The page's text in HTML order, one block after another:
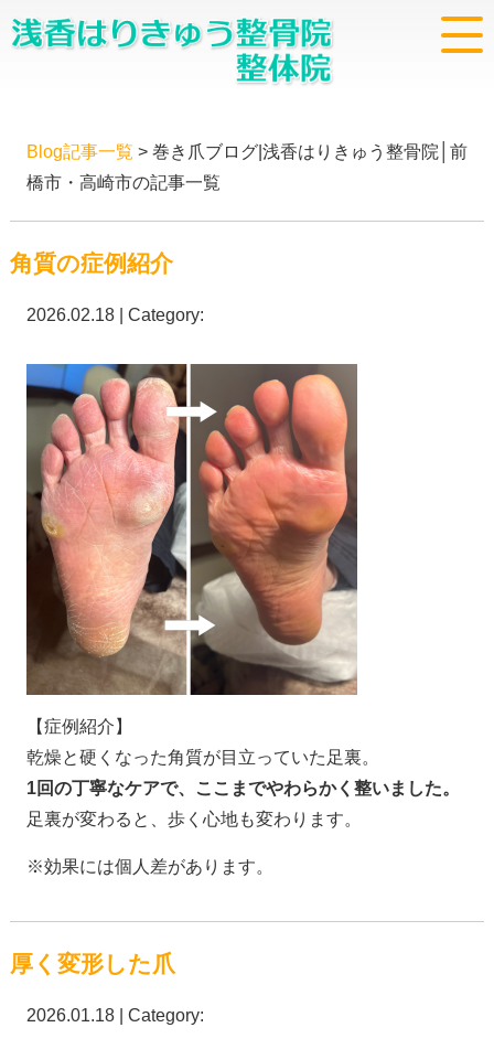
Blog記事一覧 > 巻き爪ブログ|浅香はりきゅう整骨院│前
橋市・高崎市の記事一覧
角質の症例紹介
2026.02.18 | Category:
【症例紹介】
乾燥と硬くなった角質が目立っていた足裏。
1回の丁寧なケアで、ここまでやわらかく整いました。
足裏が変わると、歩く心地も変わります。
※効果には個人差があります。
厚く変形した爪
2026.01.18 | Category: